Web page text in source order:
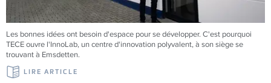
Les bonnes idées ont besoin d'espace pour se développer. C'est pourquoi
TECEouvre l'InnoLab, un centre d'innovation polyvalent, à son siège se
trouvant à Emsdetten.
LIRE ARTICLE